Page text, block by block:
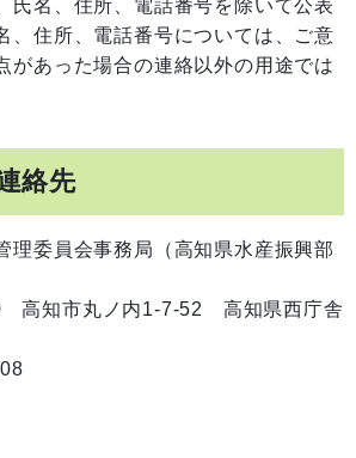
氏名、住所、電話番号を除いて公表
、住所、電話番号については、ご意
があった場合の連絡以外の用途では
絡先
理委員会事務局（高知県水産振興部
高知市丸ノ内1-7-52 高知県西庁舎